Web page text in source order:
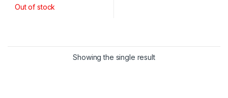
Out of stock
Showing the single result